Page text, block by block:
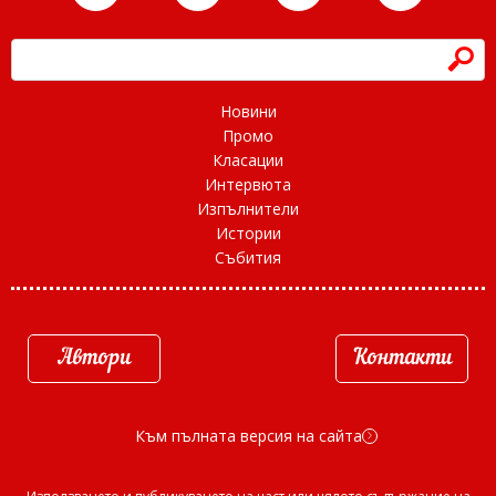
h
Новини
Промо
Класации
Интервюта
Изпълнители
Истории
Събития
Автори Контакти
Към пълната версия на сайта d